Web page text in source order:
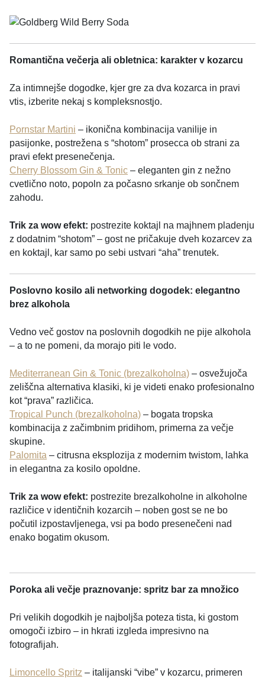
Romantična večerja ali obletnica: karakter v kozarcu
Za intimnejše dogodke, kjer gre za dva kozarca in pravi
vtis, izberite nekaj s kompleksnostjo.
Pornstar Martini – ikonična kombinacija vanilije in
pasijonke, postrežena s “shotom” prosecca ob strani za
pravi efekt presenečenja.
Cherry Blossom Gin & Tonic – eleganten gin z nežno
cvetlično noto, popoln za počasno srkanje ob sončnem
zahodu.
Trik za wow efekt: postrezite koktajl na majhnem pladenju
z dodatnim “shotom” – gost ne pričakuje dveh kozarcev za
en koktajl, kar samo po sebi ustvari “aha” trenutek.
Poslovno kosilo ali networking dogodek: elegantno
brez alkohola
Vedno več gostov na poslovnih dogodkih ne pije alkohola
– a to ne pomeni, da morajo piti le vodo.
Mediterranean Gin & Tonic (brezalkoholna) – osvežujoča
zeliščna alternativa klasiki, ki je videti enako profesionalno
kot “prava” različica.
Tropical Punch (brezalkoholna) – bogata tropska
kombinacija z začimbnim pridihom, primerna za večje
skupine.
Palomita – citrusna eksplozija z modernim twistom, lahka
in elegantna za kosilo opoldne.
Trik za wow efekt: postrezite brezalkoholne in alkoholne
različice v identičnih kozarcih – noben gost se ne bo
počutil izpostavljenega, vsi pa bodo presenečeni nad
enako bogatim okusom.
Poroka ali večje praznovanje: spritz bar za množico
Pri velikih dogodkih je najboljša poteza tista, ki gostom
omogoči izbiro – in hkrati izgleda impresivno na
fotografijah.
Limoncello Spritz – italijanski “vibe” v kozarcu, primeren